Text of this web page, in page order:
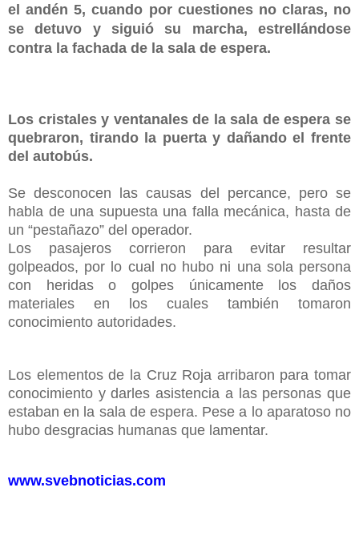
el andén 5, cuando por cuestiones no claras, no
se detuvo y siguió su marcha, estrellándose
contra la fachada de la sala de espera.
Los cristales y ventanales de la sala de espera se
quebraron, tirando la puerta y dañando el frente
del autobús.
Se desconocen las causas del percance, pero se
habla de una supuesta una falla mecánica, hasta de
un “pestañazo” del operador.
Los pasajeros corrieron para evitar resultar
golpeados, por lo cual no hubo ni una sola persona
con heridas o golpes únicamente los daños
materiales en los cuales también tomaron
conocimiento autoridades.
Los elementos de la Cruz Roja arribaron para tomar
conocimiento y darles asistencia a las personas que
estaban en la sala de espera. Pese a lo aparatoso no
hubo desgracias humanas que lamentar.
www.svebnoticias.com